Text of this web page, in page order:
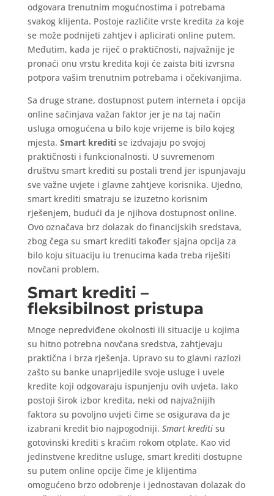
odgovara trenutnim mogućnostima i potrebama
svakog klijenta. Postoje različite vrste kredita za koje
se može podnijeti zahtjev i aplicirati online putem.
Međutim, kada je riječ o praktičnosti, najvažnije je
pronaći onu vrstu kredita koji će zaista biti izvrsna
potpora vašim trenutnim potrebama i očekivanjima.
Sa druge strane, dostupnost putem interneta i opcija
online sačinjava važan faktor jer je na taj način
usluga omogućena u bilo koje vrijeme is bilo kojeg
mjesta. Smart kreditise izdvajaju po svojoj
praktičnosti i funkcionalnosti. U suvremenom
društvu smart krediti su postali trend jer ispunjavaju
sve važne uvjete i glavne zahtjeve korisnika. Ujedno,
smart krediti smatraju se izuzetno korisnim
rješenjem, budući da je njihova dostupnost online.
Ovo označava brz dolazak do financijskih sredstava,
zbog čega su smart krediti također sjajna opcija za
bilo koju situaciju iu trenucima kada treba riješiti
novčani problem.
Smart krediti –
fleksibilnost pristupa
Mnoge nepredviđene okolnosti ili situacije u kojima
su hitno potrebna novčana sredstva, zahtjevaju
praktična i brza rješenja. Upravo su to glavni razlozi
zašto su banke unaprijedile svoje usluge i uvele
kredite koji odgovaraju ispunjenju ovih uvjeta. Iako
postoji širok izbor kredita, neki od najvažnijih
faktora su povoljno uvjeti čime se osigurava da je
izabrani kredit bio najpogodniji. Smart kreditisu
gotovinski krediti s kraćim rokom otplate. Kao vid
jedinstvene kreditne usluge, smart krediti dostupne
su putem online opcije čime je klijentima
omogućeno brzo odobrenje i jednostavan dolazak do